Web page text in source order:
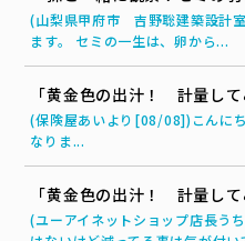
(山梨県甲府市 吉野聡建築設計
ます。 セミの一生は、卵から...
「黄金色の出汁！ 計量して
(保険屋あいより[08/08])こんに
なりま...
「黄金色の出汁！ 計量して
(ユーアイネットショップ店長う